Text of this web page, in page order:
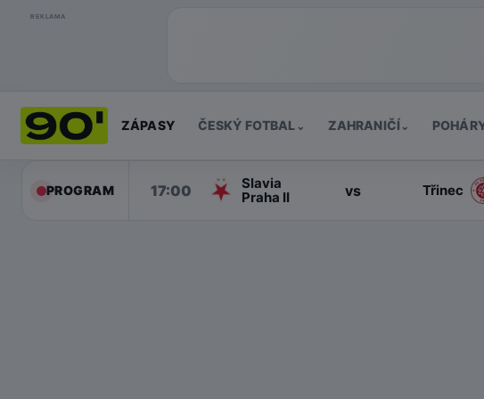
REKLAMA
ZÁPASY ČESKÝ FOTBAL ⌄ ZAHRANIČÍ ⌄
PROGRAM 17:00
Slavia
Praha II
vs Třinec